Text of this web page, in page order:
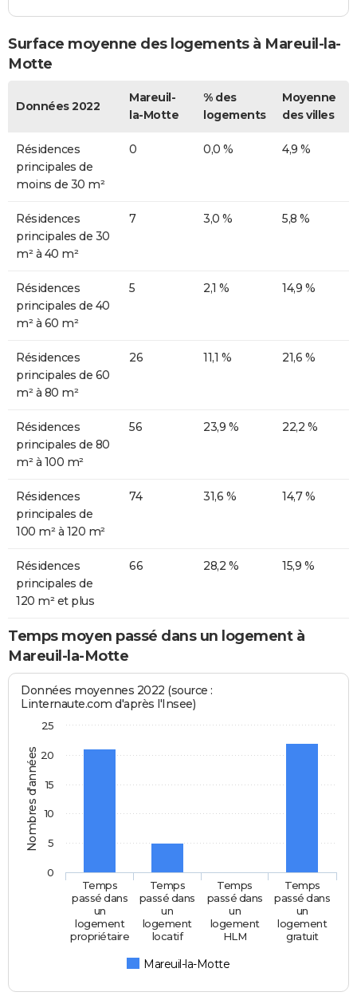
Surface moyenne des logements à Mareuil-la-
Motte
Données 2022
Mareuil-
la-Motte
% des
logements
Moyenne
des villes
Résidences
principales de
moins de 30 m²
0 0,0 % 4,9 %
Résidences
principales de 30
m² à 40 m²
7 3,0 % 5,8 %
Résidences
principales de 40
m² à 60 m²
5 2,1 % 14,9 %
Résidences
principales de 60
m² à 80 m²
26 11,1 % 21,6 %
Résidences
principales de 80
m² à 100 m²
56 23,9 % 22,2 %
Résidences
principales de
100 m² à 120 m²
74 31,6 % 14,7 %
Résidences
principales de
120 m² et plus
66 28,2 % 15,9 %
Temps moyen passé dans un logement à
Mareuil-la-Motte
Nombres d'années
Données moyennes 2022 (source :
Linternaute.com d'après l'Insee)
Mareuil-la-Motte
Temps
passé dans
un
logement
propriétaire
Temps
passé dans
un
logement
locatif
Temps
passé dans
un
logement
HLM
Temps
passé dans
un
logement
gratuit
0
5
10
15
20
25